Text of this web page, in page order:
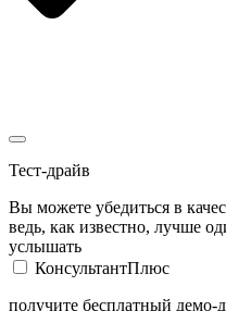
Тест-драйв
Вы можете убедиться в
ведь, как известно, лучше
услышать
КонсультантПлюс
получите бесплатный демо-